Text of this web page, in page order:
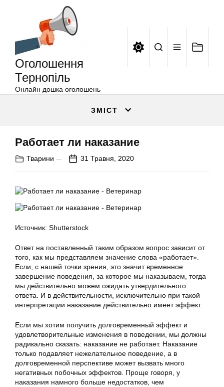
Оголошення
Тернопіль
Онлайн дошка оголошень
ЗМІСТ
Работает ли наказание
Тварини 31 Травня, 2020
Источник: Shutterstock
Ответ на поставленный таким образом вопрос зависит от
того, как мы представляем значение слова «работает».
Если, с нашей точки зрения, это значит временное
завершение поведения, за которое мы наказываем, тогда
мы действительно можем ожидать утвердительного
ответа. И в действительности, исключительно при такой
интерпретации наказание действительно имеет эффект.
Если мы хотим получить долговременный эффект и
удовлетворительные изменения в поведении, мы должны
радикально сказать: наказание не работает. Наказание
только подавляет нежелательное поведение, а в
долговременной перспективе может вызвать много
негативных побочных эффектов. Проще говоря, у
наказания намного больше недостатков, чем